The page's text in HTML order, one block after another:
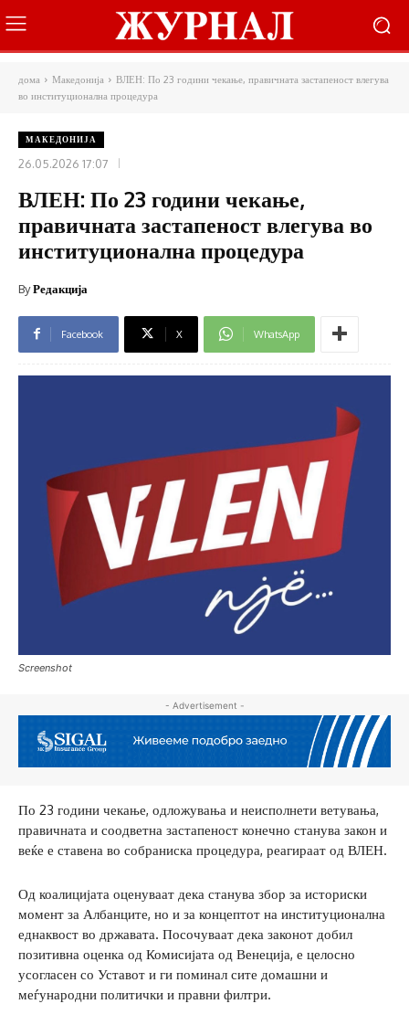
дома Македонија
ВЛЕН: По 23 години чекање, правичната застапеност влегува
во институционална процедура
МАКЕДОНИЈА
26.05.2026 17:07
ВЛЕН: По 23 години чекање,
правичната застапеност влегува во
институционална процедура
ByРедакција
Facebook X WhatsApp
Screenshot
- Advertisement -
По 23 години чекање, одложувања и неисполнети ветувања,
правичната и соодветна застапеност конечно станува закон и
веќе е ставена во собраниска процедура, реагираат од ВЛЕН.
Од коалицијата оценуваат дека станува збор за историски
момент за Албанците, но и за концептот на институционална
еднаквост во државата. Посочуваат дека законот добил
позитивна оценка од Комисијата од Венеција, е целосно
усогласен со Уставот и ги поминал сите домашни и
меѓународни политички и правни филтри.